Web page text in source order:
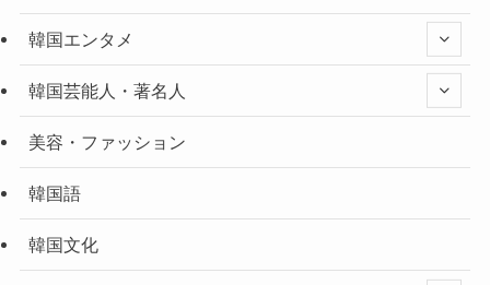
韓国エンタメ
韓国芸能人・著名人
美容・ファッション
韓国語
韓国文化